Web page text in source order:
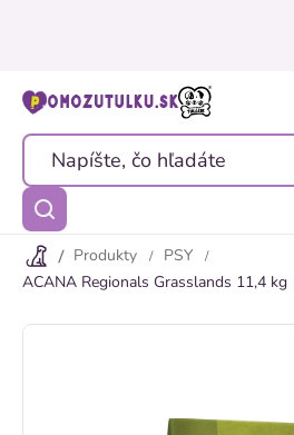
Produkty
PSY
ACANA Regionals Grasslands 11,4 kg